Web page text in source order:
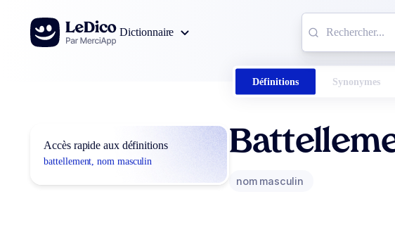
Aller au contenu
Dictionnaire
Définitions Synonymes
Accès rapide aux définitions
battellement, nom masculin
nom masculin